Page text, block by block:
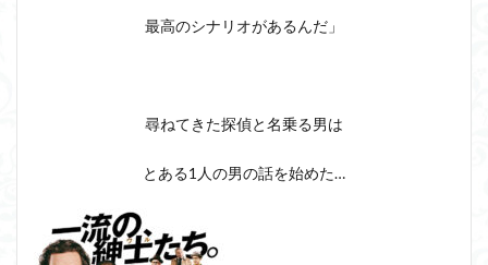
最高のシナリオがあるんだ」
尋ねてきた探偵と名乗る男は
とある1人の男の話を始めた…